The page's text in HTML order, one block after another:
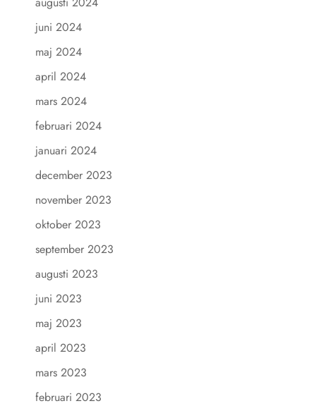
juni 2024
maj 2024
april 2024
mars 2024
februari 2024
januari 2024
december 2023
november 2023
oktober 2023
september 2023
augusti 2023
juni 2023
maj 2023
april 2023
mars 2023
februari 2023